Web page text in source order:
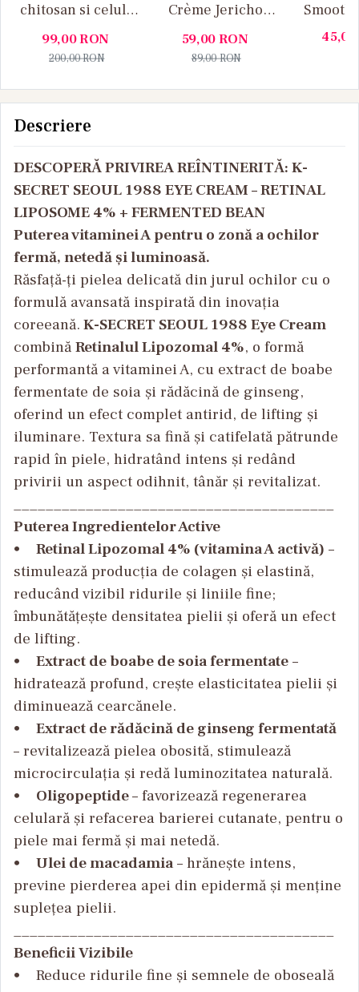
chitosan si celule
stem pentru ochi
si gat Doctor NL
99,00RON
200,00RON
Crème Jericho
Rose Tube - Cremă
de ochi cu colagen
59,00RON
89,00RON
45,00
Descriere
DESCOPERĂ PRIVIREA REÎNTINERITĂ: K-
SECRET SEOUL 1988 EYE CREAM – RETINAL
LIPOSOME 4% + FERMENTED BEAN
Puterea vitaminei A pentru o zonă a ochilor
fermă, netedă și luminoasă.
Răsfață-ți pielea delicată din jurul ochilor cu o
formulă avansată inspirată din inovația
coreeană. K-SECRET SEOUL 1988 Eye Cream
combină Retinalul Lipozomal 4%, o formă
performantă a vitaminei A, cu extract de boabe
fermentate de soia și rădăcină de ginseng,
oferind un efect complet antirid, de lifting și
iluminare. Textura sa fină și catifelată pătrunde
rapid în piele, hidratând intens și redând
privirii un aspect odihnit, tânăr și revitalizat.
Puterea Ingredientelor Active
• Retinal Lipozomal 4% (vitamina A activă) –
stimulează producția de colagen și elastină,
reducând vizibil ridurile și liniile fine;
îmbunătățește densitatea pielii și oferă un efect
de lifting.
• Extract de boabe de soia fermentate –
hidratează profund, crește elasticitatea pielii și
diminuează cearcănele.
• Extract de rădăcină de ginseng fermentată
– revitalizează pielea obosită, stimulează
microcirculația și redă luminozitatea naturală.
• Oligopeptide– favorizează regenerarea
celulară și refacerea barierei cutanate, pentru o
piele mai fermă și mai netedă.
• Ulei de macadamia– hrănește intens,
previne pierderea apei din epidermă și menține
suplețea pielii.
Beneficii Vizibile
• Reduce ridurile fine și semnele de oboseală